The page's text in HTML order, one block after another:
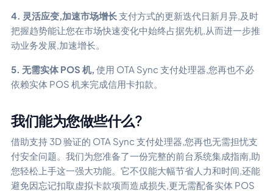
4. 灵活应变,加速市场增长支付方式的更新迭代日新月异,及时
把握趋势能让您在市场快速变化中始终占据先机,从而进一步推
动业务发展,加速增长。
5. 无需实体 POS 机, 使用 OTA Sync 支付处理器,您再也不必
依赖实体 POS 机来完成信用卡扣款。
我们能为您做些什么?
借助支持 3D 验证的 OTA Sync 支付处理器,您再也无需担忧支
付安全问题。我们为您准备了一份完整的前台系统集成指南,助
您轻松上手这一强大功能。它不仅能大幅节省人力和时间,还能
避免因忘记扣取虚拟卡款项而造成损失,更无需配备实体 POS